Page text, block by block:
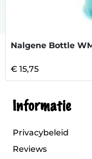
Nalgene Bottle
€ 15,75
Informatie
Privacybeleid
Reviews